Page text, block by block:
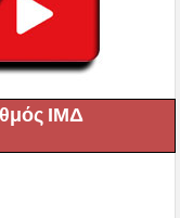
ΙΜΔ